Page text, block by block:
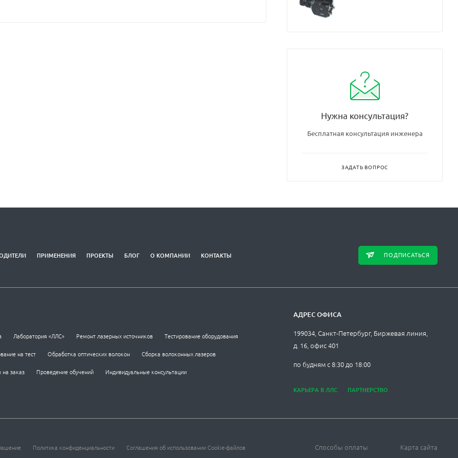
Нужна консультация?
Бесплатная консультация инженера
ЗАДАТЬ ВОПРОС
ПРИМЕНЕНИЯ ПРОЕКТЫ БЛОГ О КОМПАНИИ КОНТАКТЫ ПОДПИСАТЬСЯ
Лаборатория «ЛЛС» Ремонт лазерных источников Тестирование оборудования
на тест Обработка оптических волокон Сборка волоконных лазеров
заказ Проведение обучений Индивидуальные консультации
АДРЕС ОФИСА
199034, Санкт-Петербург, Биржевая линия,
д. 16, офис 401
по будням с 8:30 до 18:00
КАРЬЕРА В ЛЛС ПАРТНЕРСТВО
Политика конфиденциальности Соглашения об использовании Cookie-файлов Способы оплаты Карта сайта